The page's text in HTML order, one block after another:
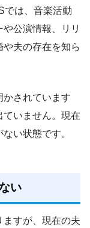
では、音楽活動
公演情報、リリ
夫の存在を知ら
かされています
ていません。現在
い状態です。
い
すが、現在の夫